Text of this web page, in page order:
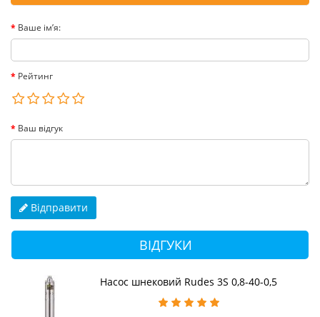
Ваше ім’я:
Рейтинг
Ваш відгук
Відправити
ВІДГУКИ
Насос шнековий Rudes 3S 0,8-40-0,5